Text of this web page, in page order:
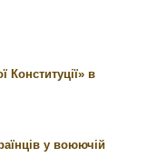
Конституції» в
у воюючій